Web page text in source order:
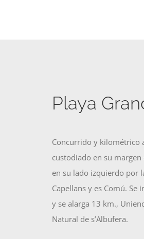
Playa
Concurrido y kilométrico
custodiado en su
en su lado izquierdo por
Capellans y es Comú. Se
y se alarga 13 km.,
Natural de s’Albufera.